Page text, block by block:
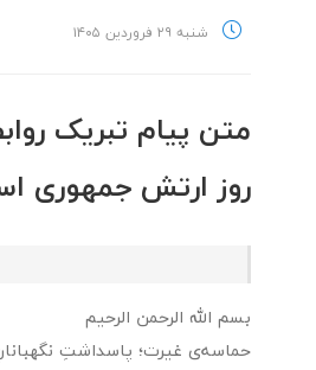
شنبه ۲۹ فروردین ۱۴۰۵
متن پیام تبریک
روز ارتش جمهوری
بسم الله الرحمن الرحیم
حماسه‌ی غیرت؛ پاسداشتِ